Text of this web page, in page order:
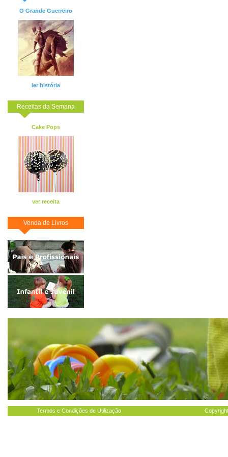
O Grande Guerreiro
ler história
Receitas da Semana
Cake Pops
ver receita
Venda de Livros
Termos e Condições de Utilização